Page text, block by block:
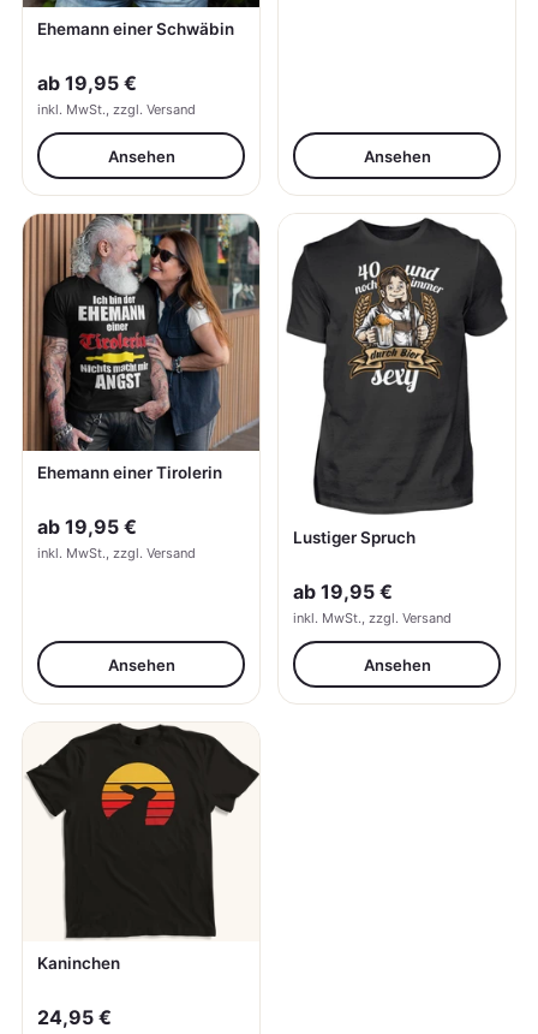
Ehemann einer Schwäbin
ab 19,95 €
inkl. MwSt., zzgl. Versand
Ansehen Ansehen
Ehemann einer Tirolerin
ab 19,95 €
inkl. MwSt., zzgl. Versand
Ansehen
Lustiger Spruch
ab 19,95 €
inkl. MwSt., zzgl. Versand
Ansehen
Kaninchen
24,95 €